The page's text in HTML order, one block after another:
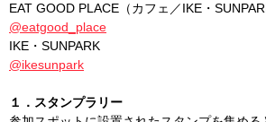
EAT GOOD PLACE（カフェ／IKE・
@eatgood_place
IKE・SUNPARK
@ikesunpark
１．スタンプラリー